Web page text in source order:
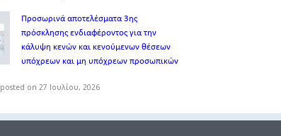
Προσωρινά αποτελέσματα 3ης
πρόσκλησης ενδιαφέροντος για την
κάλυψη κενών και κενούμενων θέσεων
υπόχρεων και μη υπόχρεων προσωπικών
posted on 27 Ιουλίου, 2026